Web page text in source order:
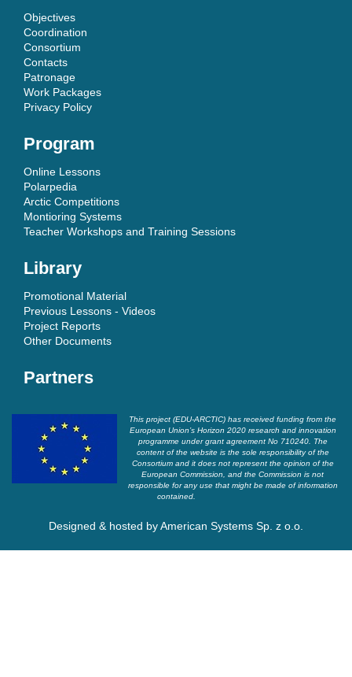
Objectives
Coordination
Consortium
Contacts
Patronage
Work Packages
Privacy Policy
Program
Online Lessons
Polarpedia
Arctic Competitions
Montioring Systems
Teacher Workshops and Training Sessions
Library
Promotional Material
Previous Lessons - Videos
Project Reports
Other Documents
Partners
This project (EDU-ARCTIC) has received funding from the
European Union’s Horizon 2020 research and innovation
programme under grant agreement No 710240. The
content of the website is the sole responsibility of the
Consortium and it does not represent the opinion of the
European Commission, and the Commission is not
responsible for any use that might be made of information
contained.
Designed & hosted byAmerican Systems Sp. z o.o.